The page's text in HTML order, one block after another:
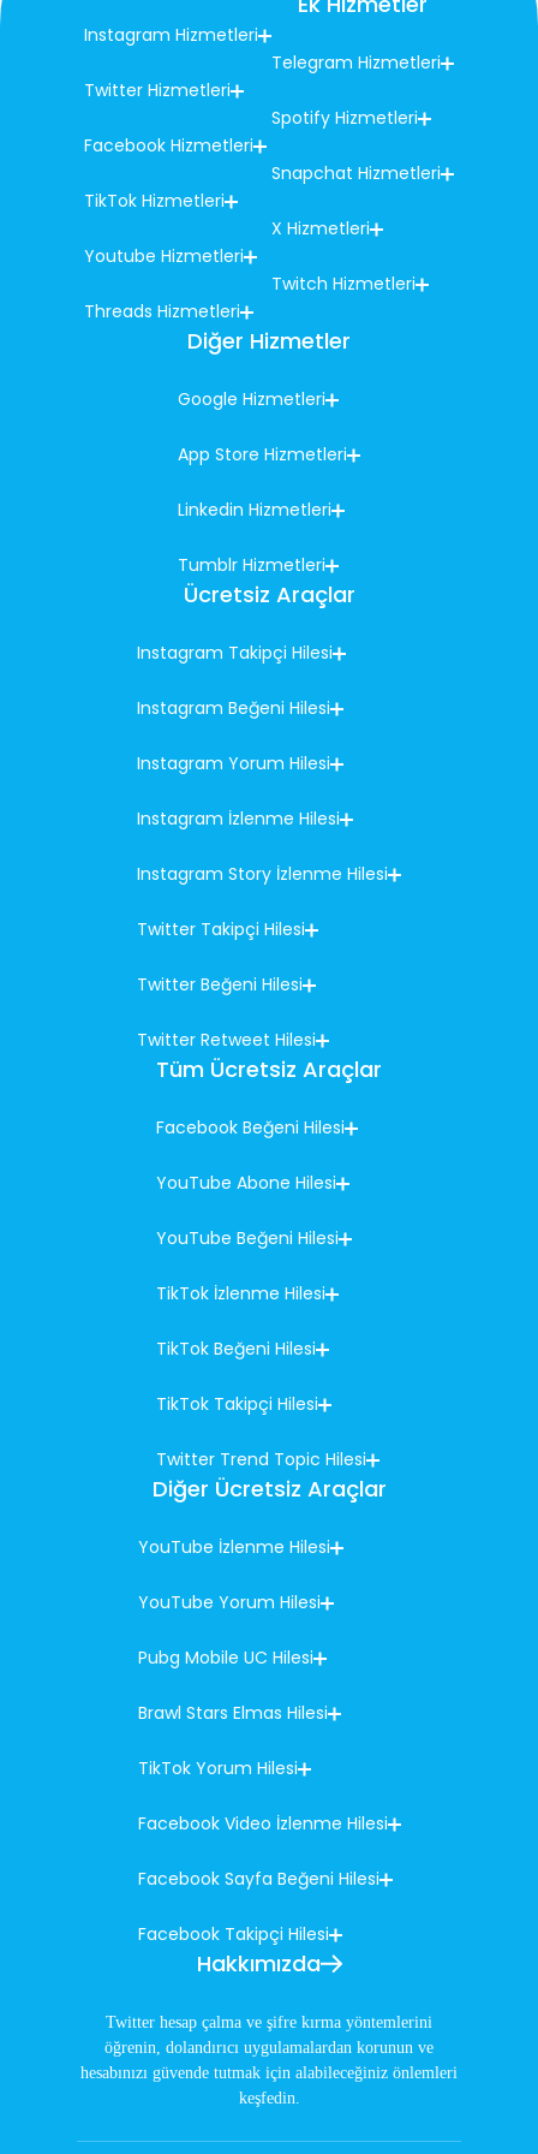
Instagram Hizmetleri
Twitter Hizmetleri
Facebook Hizmetleri
TikTok Hizmetleri
Youtube Hizmetleri
Threads Hizmetleri
Telegram Hizmetleri
Spotify Hizmetleri
Snapchat Hizmetleri
X Hizmetleri
Twitch Hizmetleri
Diğer Hizmetler
Google Hizmetleri
App Store Hizmetleri
Linkedin Hizmetleri
Tumblr Hizmetleri
Ücretsiz Araçlar
Instagram Takipçi Hilesi
Instagram Beğeni Hilesi
Instagram Yorum Hilesi
Instagram İzlenme Hilesi
Instagram Story İzlenme Hilesi
Twitter Takipçi Hilesi
Twitter Beğeni Hilesi
Twitter Retweet Hilesi
Tüm Ücretsiz Araçlar
Facebook Beğeni Hilesi
YouTube Abone Hilesi
YouTube Beğeni Hilesi
TikTok İzlenme Hilesi
TikTok Beğeni Hilesi
TikTok Takipçi Hilesi
Twitter Trend Topic Hilesi
Diğer Ücretsiz Araçlar
YouTube İzlenme Hilesi
YouTube Yorum Hilesi
Pubg Mobile UC Hilesi
Brawl Stars Elmas Hilesi
TikTok Yorum Hilesi
Facebook Video İzlenme Hilesi
Facebook Sayfa Beğeni Hilesi
Facebook Takipçi Hilesi
Hakkımızda
Twitter hesap çalma ve şifre kırma yöntemlerini
öğrenin, dolandırıcı uygulamalardan korunun ve
hesabınızı güvende tutmak için alabileceğiniz önlemleri
keşfedin.